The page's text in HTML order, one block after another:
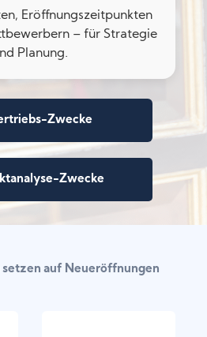
Eröffnungszeitpunkten
– für Strategie
Planung.
Zwecke
Zwecke
setzen auf Neueröffnungen